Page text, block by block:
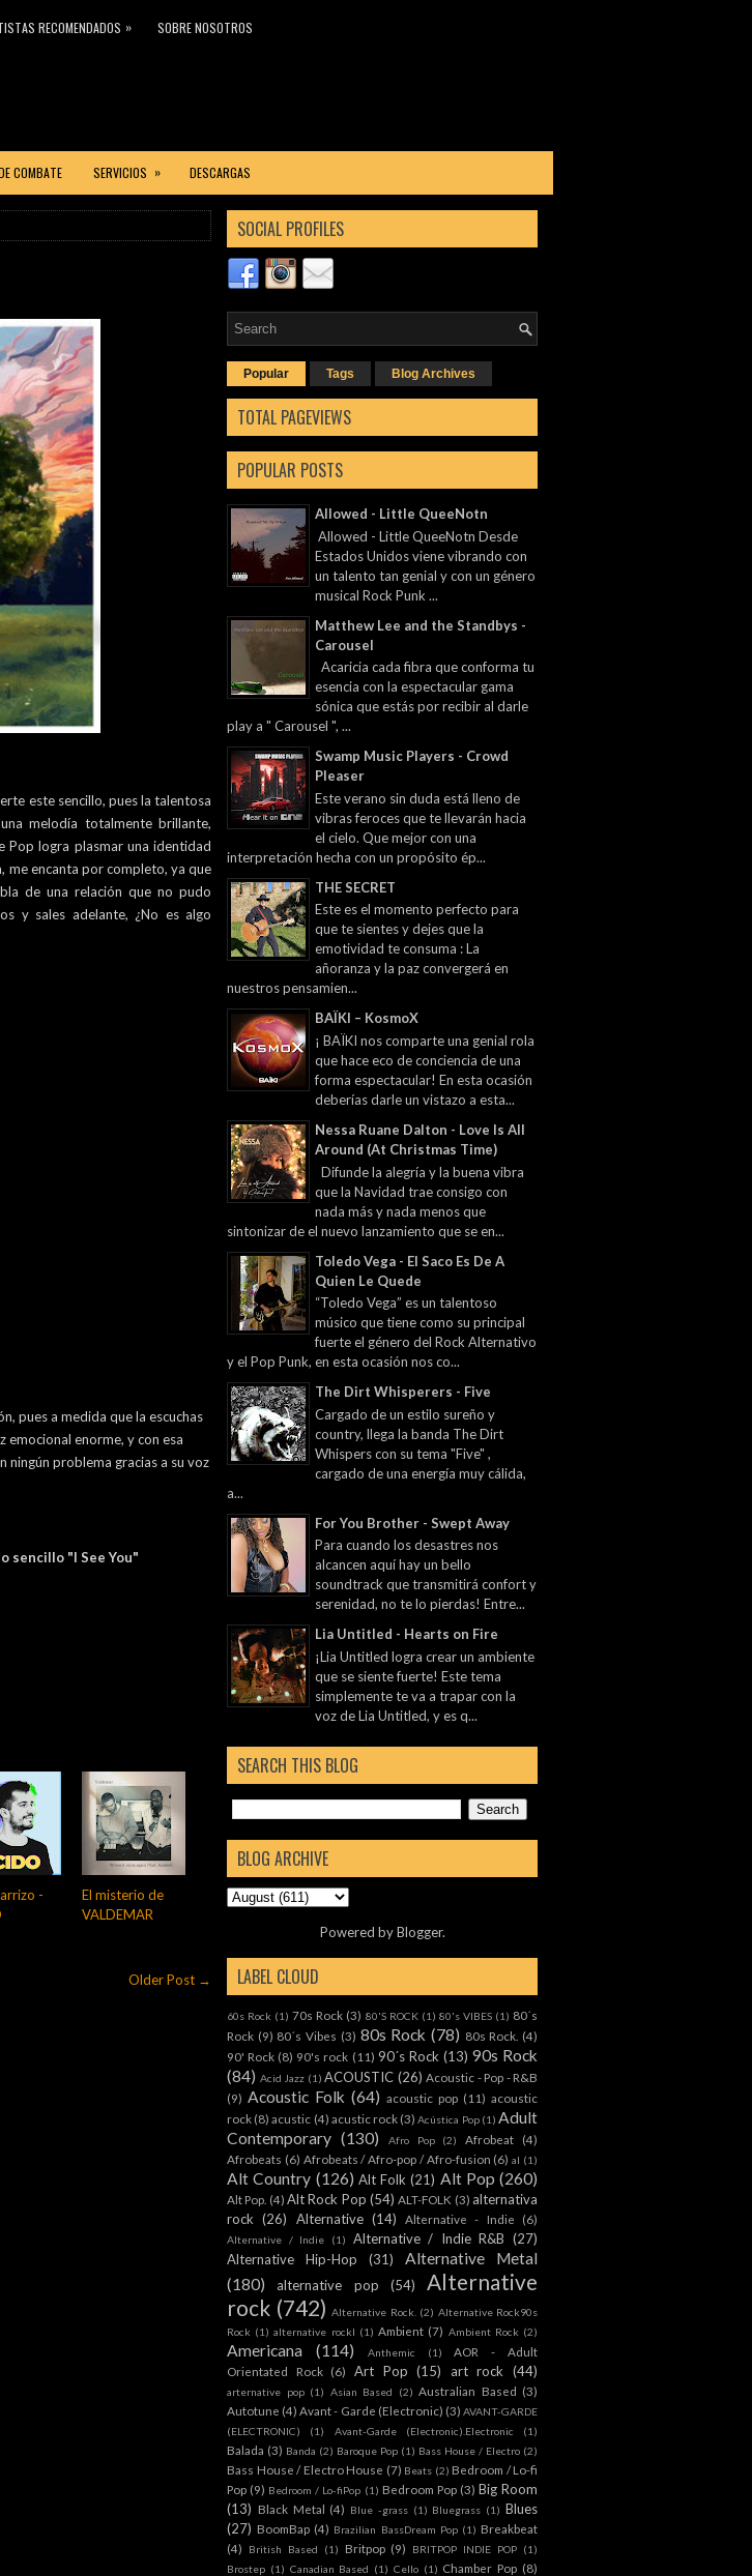
RECOMENDADOS » SOBRE NOSOTROS
COMBATE SERVICIOS » DESCARGAS
este sencillo, pues la talentosa
melodía totalmente brillante,
logra plasmar una identidad
me encanta por completo, ya que
de una relación que no pudo
y sales adelante, ¿No es algo
pues a medida que la escuchas
emocional enorme, y con esa
ningún problema gracias a su voz
sencillo "I See You"
-
El misterio de
VALDEMAR
Older Post →
SOCIAL PROFILES
Popular Tags Blog Archives
TOTAL PAGEVIEWS
POPULAR POSTS
Allowed - Little QueeNotn
Allowed - Little QueeNotn Desde
Estados Unidos viene vibrando con
un talento tan genial y con un género
musical Rock Punk ...
Matthew Lee and the Standbys -
Carousel
Acaricia cada fibra que conforma tu
esencia con la espectacular gama
sónica que estás por recibir al darle
play a " Carousel ", ...
Swamp Music Players - Crowd
Pleaser
Este verano sin duda está lleno de
vibras feroces que te llevarán hacia
el cielo. Que mejor con una
interpretación hecha con un propósito ép...
THE SECRET
Este es el momento perfecto para
que te sientes y dejes que la
emotividad te consuma : La
añoranza y la paz convergerá en
nuestros pensamien...
BAÏKI – KosmoX
¡ BAÏKI nos comparte una genial rola
que hace eco de conciencia de una
forma espectacular! En esta ocasión
deberías darle un vistazo a esta...
Nessa Ruane Dalton - Love Is All
Around (At Christmas Time)
Difunde la alegría y la buena vibra
que la Navidad trae consigo con
nada más y nada menos que
sintonizar de el nuevo lanzamiento que se en...
Toledo Vega - El Saco Es De A
Quien Le Quede
“Toledo Vega” es un talentoso
músico que tiene como su principal
fuerte el género del Rock Alternativo
y el Pop Punk, en esta ocasión nos co...
The Dirt Whisperers - Five
Cargado de un estilo sureño y
country, llega la banda The Dirt
Whispers con su tema "Five" ,
cargado de una energía muy cálida,
a...
For You Brother - Swept Away
Para cuando los desastres nos
alcancen aquí hay un bello
soundtrack que transmitirá confort y
serenidad, no te lo pierdas! Entre...
Lia Untitled - Hearts on Fire
¡Lia Untitled logra crear un ambiente
que se siente fuerte! Este tema
simplemente te va a trapar con la
voz de Lia Untitled, y es q...
SEARCH THIS BLOG
BLOG ARCHIVE
Powered byBlogger.
LABEL CLOUD
60s Rock (1) 70s Rock (3) 80'S ROCK (1) 80's VIBES (1) 80´s
Rock (9) 80´s Vibes (3) 80s Rock (78) 80s Rock. (4)
90' Rock (8) 90's rock (11) 90´s Rock (13) 90s Rock
(84) Acid Jazz (1) ACOUSTIC (26) Acoustic - Pop - R&B
(9) Acoustic Folk (64) acoustic pop (11) acoustic
rock (8) acustic (4) acustic rock (3) Acústica Pop (1) Adult
Contemporary (130) Afro Pop (2) Afrobeat
(4)
Afrobeats (6) Afrobeats / Afro-pop / Afro-fusion (6) al (1)
Alt Country (126) Alt Folk (21) Alt Pop (260)
Alt Pop. (4) Alt Rock Pop (54) ALT-FOLK (3) alternativa
rock (26) Alternative (14) Alternative - Indie (6)
Alternative / Indie (1) Alternative / Indie R&B (27)
Alternative Hip-Hop
(31)
Alternative Metal
(180)
alternative pop (54)
Alternative
rock (742) Alternative Rock. (2) Alternative Rock90s
Rock (1) alternative rockl (1) Ambient (7) Ambient Rock (2)
Americana (114) Anthemic (1)
AOR - Adult
Orientated Rock (6) Art Pop (15) art rock (44)
arternative pop (1) Asian Based (2) Australian Based (3)
Autotune (4) Avant - Garde (Electronic) (3) AVANT-GARDE
(ELECTRONIC)
(1) Avant-Garde (Electronic).Electronic (1)
Balada (3) Banda (2) Baroque Pop (1) Bass House / Electro (2)
Bass House / Electro House (7) Beats (2) Bedroom / Lo-fi
Pop (9) Bedroom / Lo-fiPop (1) Bedroom Pop (3) Big Room
(13) Black Metal (4) Blue -grass (1) Bluegrass (1) Blues
(27) BoomBap (4) Brazilian BassDream Pop (1) Breakbeat
(4)
British Based (1) Britpop (9) BRITPOP INDIE POP (1)
Brostep (1) Canadian Based (1) Cello (1) Chamber Pop (8)